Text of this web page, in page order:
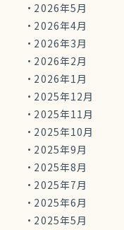
2026年5月
2026年4月
2026年3月
2026年2月
2026年1月
2025年12月
2025年11月
2025年10月
2025年9月
2025年8月
2025年7月
2025年6月
2025年5月